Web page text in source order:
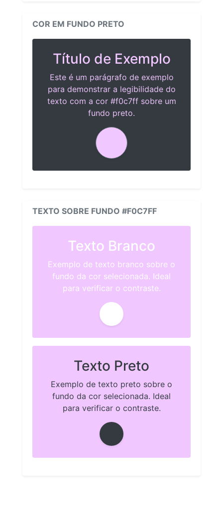
COR EM FUNDO PRETO
Título de Exemplo
Este é um parágrafo de exemplo
para demonstrar a legibilidade do
texto com a cor #f0c7ff sobre um
fundo preto.
TEXTO SOBRE FUNDO #F0C7FF
Texto Branco
Exemplo de texto branco sobre o
fundo da cor selecionada. Ideal
para verificar o contraste.
Texto Preto
Exemplo de texto preto sobre o
fundo da cor selecionada. Ideal
para verificar o contraste.